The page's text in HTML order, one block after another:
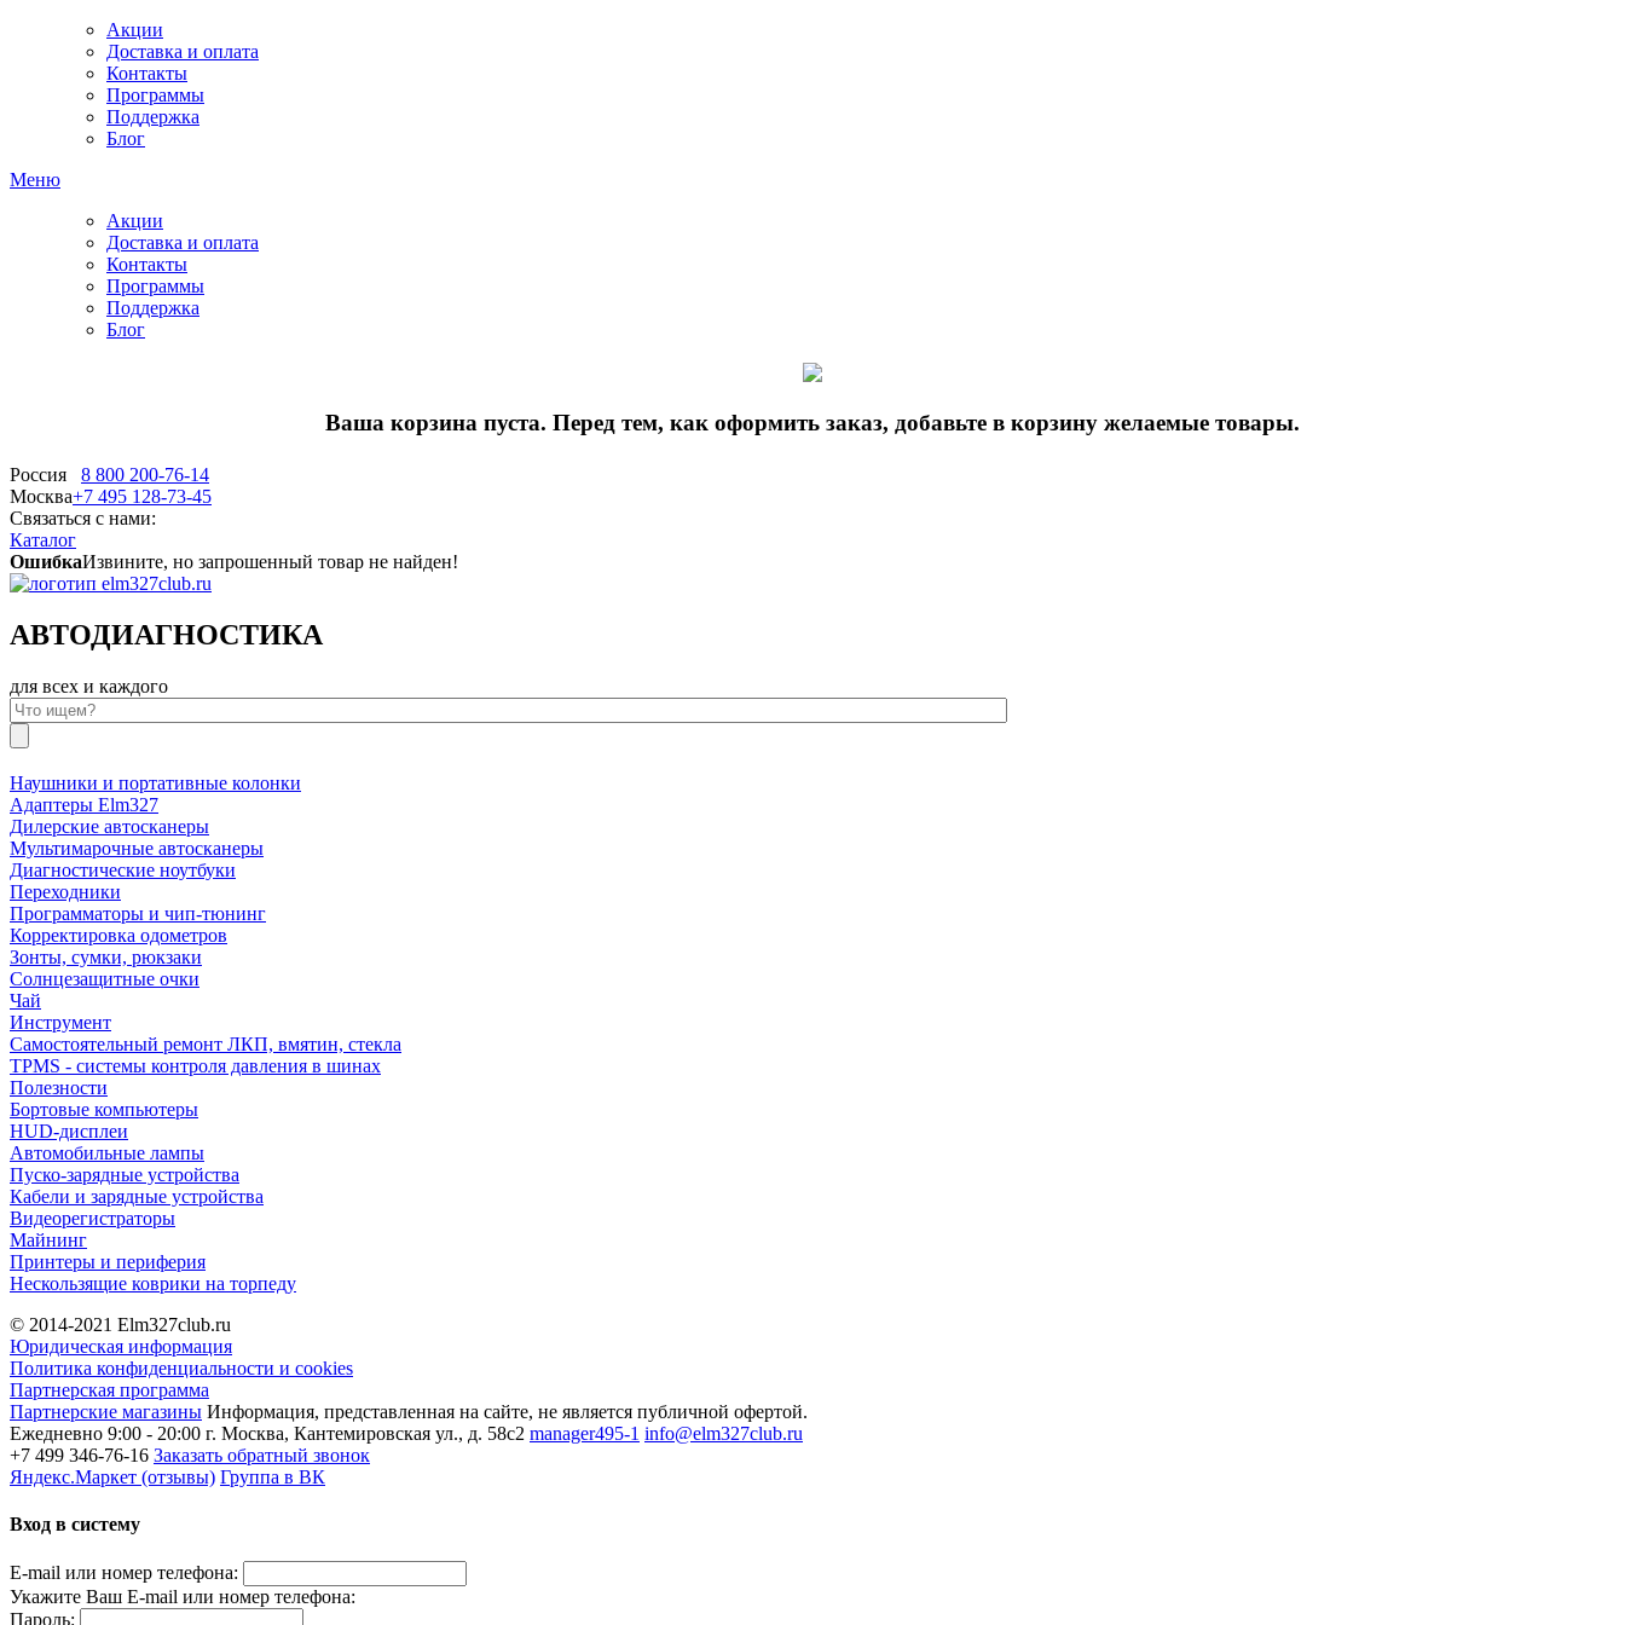
Акции
Доставка и оплата
Контакты
Программы
Поддержка
Блог
Меню
Акции
Доставка и оплата
Контакты
Программы
Поддержка
Блог
Ваша корзина пуста. Перед тем, как оформить заказ, добавьте в корзину желаемые товары.
Россия
8 800 200-76-14
Москва+7 495 128-73-45
Связаться с нами:
Каталог
ОшибкаИзвините, но запрошенный товар не найден!
АВТОДИАГНОСТИКА
для всех и каждого
Наушники и портативные колонки
Адаптеры Elm327
Дилерские автосканеры
Мультимарочные автосканеры
Диагностические ноутбуки
Переходники
Программаторы и чип-тюнинг
Корректировка одометров
Зонты, сумки, рюкзаки
Солнцезащитные очки
Чай
Инструмент
Самостоятельный ремонт ЛКП, вмятин, стекла
TPMS - системы контроля давления в шинах
Полезности
Бортовые компьютеры
HUD-дисплеи
Автомобильные лампы
Пуско-зарядные устройства
Кабели и зарядные устройства
Видеорегистраторы
Майнинг
Принтеры и периферия
Нескользящие коврики на торпеду
© 2014-2021 Elm327club.ru
Юридическая информация
Политика конфиденциальности и cookies
Партнерская программа
Партнерские магазины Информация, представленная на сайте, не является публичной офертой.
Ежедневно 9:00 - 20:00 г. Москва, Кантемировская ул., д. 58с2 manager495-1 info@elm327club.ru
+7 499 346-76-16 Заказать обратный звонок
Яндекс.Маркет (отзывы) Группа в ВК
Вход в систему
E-mail или номер телефона:
Укажите Ваш E-mail или номер телефона:
Пароль: